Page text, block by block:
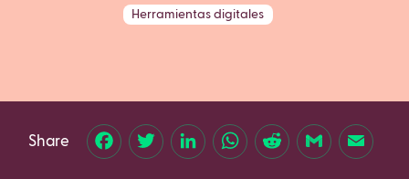
Herramientas digitales
Share